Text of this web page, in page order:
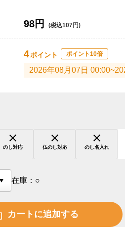
98円 (税込107円)
4ポイント ポイント10倍
2026年08月07日
のし対応 仏のし対応 のし名入れ
在庫： ○
カートに追加する